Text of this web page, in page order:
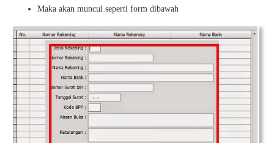
Maka akan muncul seperti form dibawah